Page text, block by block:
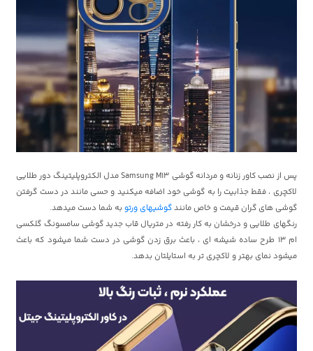
پس از نصب کاور زنانه و مردانه گوشی Samsung M13 مدل الکتروپلیتینگ دور طلایی
لاکچری ، فقط جذابیت را به گوشی خود اضافه میکنید و حسی مانند در دست گرفتن
گوشی های گران قیمت و خاص مانندگوشیهای ورتو به شما دست میدهد.
رنگهای طلایی و درخشان به کار رفته در متریال قاب جدید گوشی سامسونگ گلکسی
ام 13 طرح ساده شیشه ای ، باعث برق زدن گوشی در دست شما میشود که باعث
میشود نمای بهتر و لاکچری تر به استایلتان بدهد.